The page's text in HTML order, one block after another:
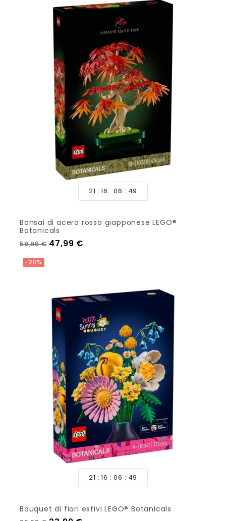
21 16 06 47
Bonsai di acero rosso giapponese LEGO®
Botanicals
Prezzo regolare
59,99 € Prezzo
47,99 €
-20%
21 16 06 47
Bouquet di fiori estivi LEGO® Botanicals